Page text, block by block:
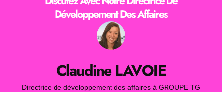
Développement Des Affaires
Claudine LAVOIE
Directrice de développement des affaires à GROUPE TG